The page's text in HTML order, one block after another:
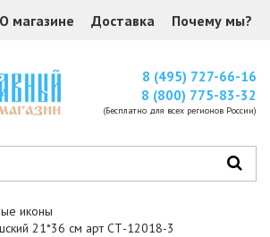
О магазине Доставка Почему мы?
8 (495) 727-66-16
8 (800) 775-83-32
(Бесплатно для всех регионов России)
иконы
21*36 см арт СТ-12018-3